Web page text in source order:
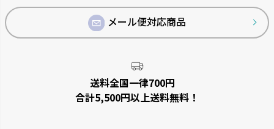
メール便対応商品
送料全国一律700円
合計5,500円以上送料無料！